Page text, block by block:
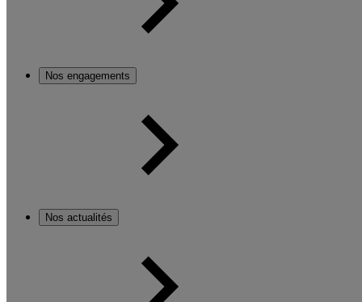
Nos engagements
Nos actualités